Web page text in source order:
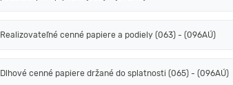
Realizovateľné cenné papiere a podiely (063) - (096AÚ)
Dlhové cenné papiere držané do splatnosti (065) - (096AÚ)